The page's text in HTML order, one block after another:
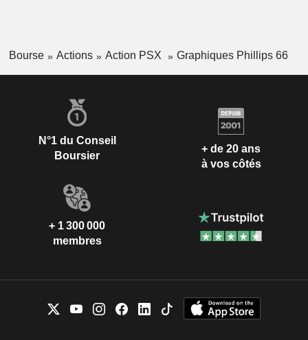
Bourse Actions Action PSX Graphiques Phillips 66
N°1 du Conseil
Boursier
+ de 20 ans
à vos côtés
+ 1 300 000
membres